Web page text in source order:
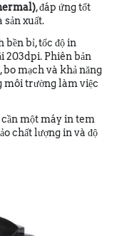
, đáp ứng tốt
sản xuất.
bền bỉ, tốc độ in
203dpi. Phiên bản
bo mạch và khả năng
môi trường làm việc
một máy in tem
chất lượng in và độ